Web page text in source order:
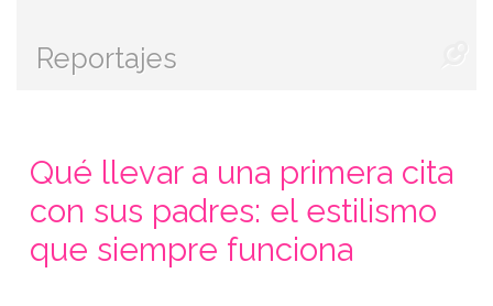
Reportajes
Qué llevar a una primera cita
con sus padres: el estilismo
que siempre funciona